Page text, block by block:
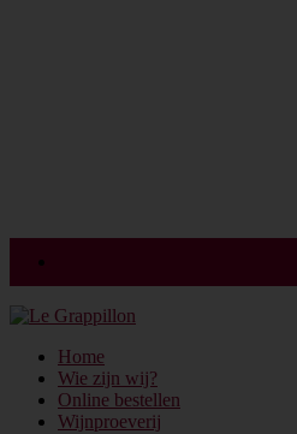
Home
Wie zijn wij?
Online bestellen
Wijnproeverij